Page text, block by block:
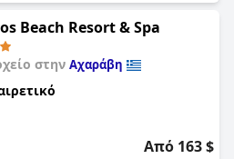
πάγκους/νιπτήρες χαμηλού
ανάγκης στο μπάνιο.
και μεταφορές από/προς το
για αναπηρικά αμαξίδια είναι
Beach Resort & Spa
στην Αχαράβη
Από 163 $